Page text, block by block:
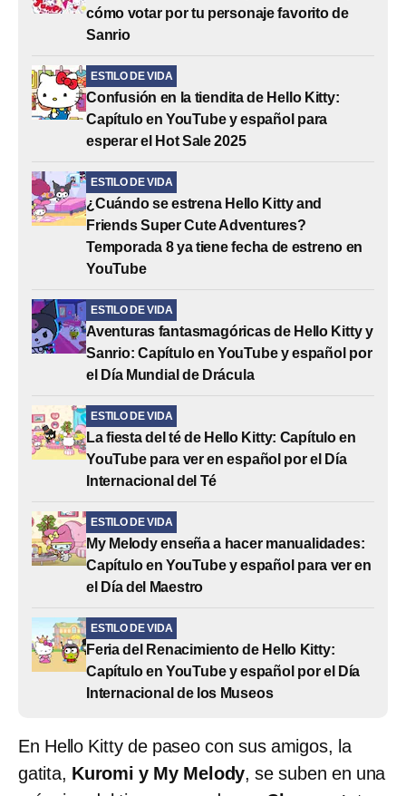
cómo votar por tu personaje favorito de
Sanrio
ESTILO DE VIDA
Confusión en la tiendita de Hello Kitty:
Capítulo en YouTube y español para
esperar el Hot Sale 2025
ESTILO DE VIDA
¿Cuándo se estrena Hello Kitty and
Friends Super Cute Adventures?
Temporada 8 ya tiene fecha de estreno en
YouTube
ESTILO DE VIDA
Aventuras fantasmagóricas de Hello Kitty y
Sanrio: Capítulo en YouTube y español por
el Día Mundial de Drácula
ESTILO DE VIDA
La fiesta del té de Hello Kitty: Capítulo en
YouTube para ver en español por el Día
Internacional del Té
ESTILO DE VIDA
My Melody enseña a hacer manualidades:
Capítulo en YouTube y español para ver en
el Día del Maestro
ESTILO DE VIDA
Feria del Renacimiento de Hello Kitty:
Capítulo en YouTube y español por el Día
Internacional de los Museos
En Hello Kitty de paseo con sus amigos, la
gatita, Kuromi y My Melody, se suben en una